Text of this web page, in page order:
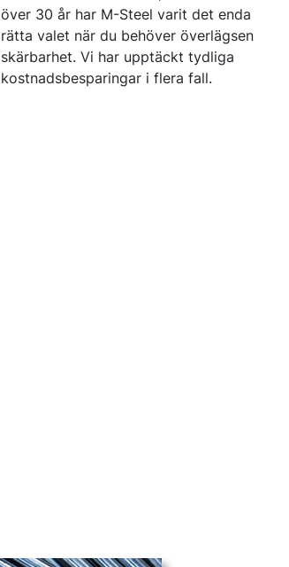
över 30 år har M-Steel varit det enda
rätta valet när du behöver överlägsen
skärbarhet. Vi har upptäckt tydliga
kostnadsbesparingar i flera fall.